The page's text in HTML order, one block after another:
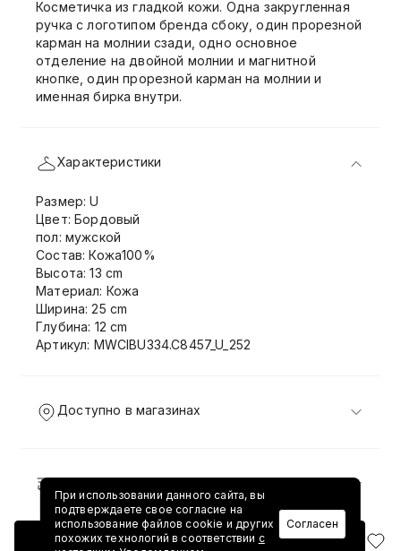
Добавить в корзину
Косметичка из гладкой кожи. Одна закругленная
ручка с логотипом бренда сбоку, один прорезной
карман на молнии сзади, одно основное
отделение на двойной молнии и магнитной
кнопке, один прорезной карман на молнии и
именная бирка внутри.
Характеристики
Размер: U
Цвет: Бордовый
пол: мужской
Состав: Кожа100%
Высота: 13 cm
Материал: Кожа
Ширина: 25 cm
Глубина: 12 cm
Артикул: MWCIBU334.C8457_U_252
Доступно в магазинах
Доставка и возврат
При использовании данного сайта, вы
подтверждаете свое согласие на
использование файлов cookie и других
похожих технологий в соответствии с
Согласен